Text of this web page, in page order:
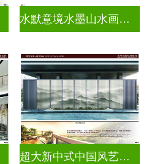
水默意境水墨山水画玻璃
超大新中式中国风艺术水墨画玻璃